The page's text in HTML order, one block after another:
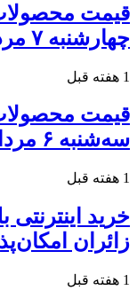
قیمت
چهارشنبه ۷ مرداد ۱۴۰۵
1 هفته قبل
قیمت
سه‌شنبه ۶ مرداد ۱۴۰۵
1 هفته قبل
خرید
زائران
1 هفته قبل